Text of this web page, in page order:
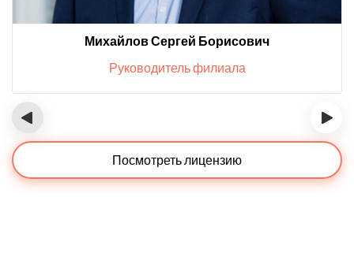
Михайлов Сергей Борисович
Руководитель филиала
‹ ›
Посмотреть лицензию